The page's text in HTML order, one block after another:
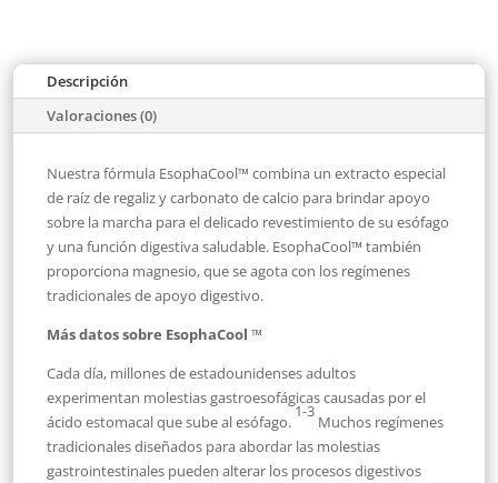
Descripción
Valoraciones (0)
Nuestra fórmula EsophaCool™ combina un extracto especial
de raíz de regaliz y carbonato de calcio para brindar apoyo
sobre la marcha para el delicado revestimiento de su esófago
y una función digestiva saludable. EsophaCool™ también
proporciona magnesio, que se agota con los regímenes
tradicionales de apoyo digestivo.
Más datos sobre EsophaCool ™
Cada día, millones de estadounidenses adultos
experimentan molestias gastroesofágicas causadas por el
ácido estomacal que sube al esófago.
1-3
Muchos regímenes
tradicionales diseñados para abordar las molestias
gastrointestinales pueden alterar los procesos digestivos